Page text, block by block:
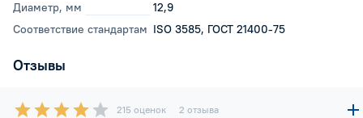
Диаметр, мм
12,9
Соответствие стандартам ISO 3585, ГОСТ 21400-75
Отзывы
215 оценок 2 отзыва